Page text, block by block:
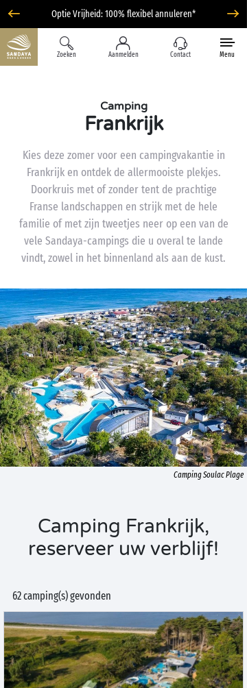
Optie Vrijheid: 100% flexibel annuleren*
Zoeken Aanmelden Contact Menu
Camping
Frankrijk
Kies deze zomer voor een campingvakantie in
Frankrijk en ontdek de allermooiste plekjes.
Doorkruis met of zonder tent de prachtige
Franse landschappen en strijk met de hele
familie of met zijn tweetjes neer op een van de
vele Sandaya-campings die u overal te lande
vindt, zowel in het binnenland als aan de kust.
Camping Soulac Plage
Camping Frankrijk,
reserveer uw verblijf!
62 camping(s) gevonden